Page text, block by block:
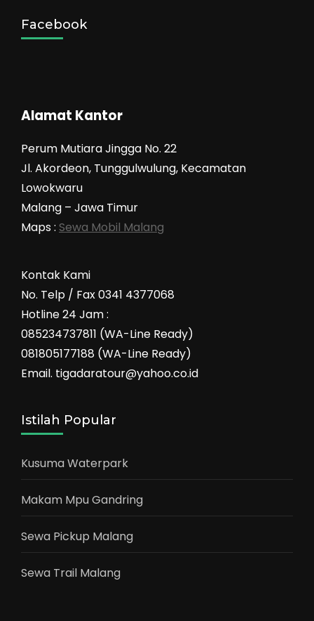
Facebook
Alamat Kantor
Perum Mutiara Jingga No. 22
Jl. Akordeon, Tunggulwulung, Kecamatan
Lowokwaru
Malang – Jawa Timur
Maps : Sewa Mobil Malang
Kontak Kami
No. Telp / Fax 0341 4377068
Hotline 24 Jam :
085234737811 (WA-Line Ready)
081805177188 (WA-Line Ready)
Email. tigadaratour@yahoo.co.id
Istilah Popular
Kusuma Waterpark
Makam Mpu Gandring
Sewa Pickup Malang
Sewa Trail Malang